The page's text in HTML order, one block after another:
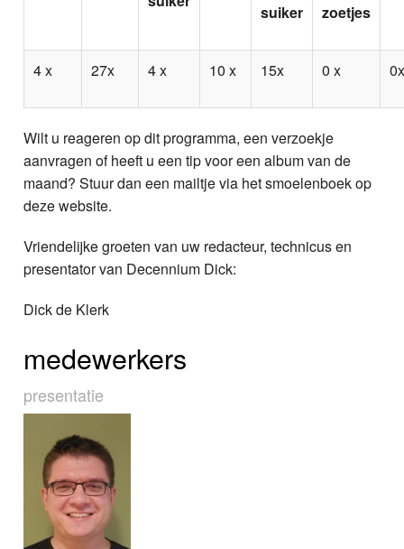
suiker
zoetjes
4 x 27x 4 x 10 x 15x 0 x
Wilt u reageren op dit programma, een verzoekje
aanvragen of heeft u een tip voor een album van de
maand? Stuur dan een mailtje via het smoelenboek op
deze website.
Vriendelijke groeten van uw redacteur, technicus en
presentator van Decennium Dick:
Dick de Klerk
medewerkers
presentatie